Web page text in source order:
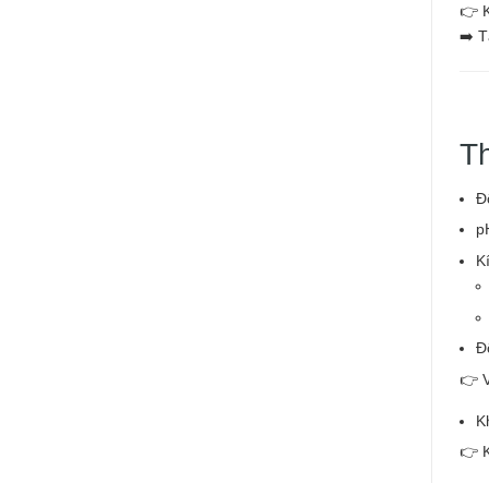
👉
➡️
👉
👉